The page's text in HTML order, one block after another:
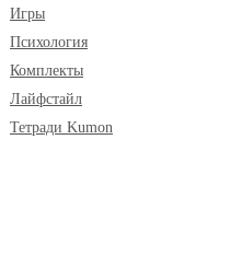
Игры
Психология
Комплекты
Лайфстайл
Тетради Kumon